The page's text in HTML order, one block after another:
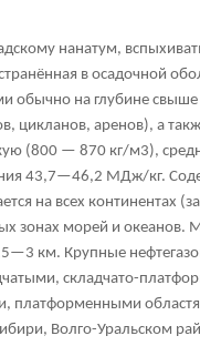
нанатум,
в осадочной
обычно на глубине
цикланов, аренов), а
(800 — 870 кг/м3),
43,7—46,2 МДж/кг.
на всех континентах
зонах морей и океанов.
км. Крупные
складчато-
платформенными
Волго-Уральском